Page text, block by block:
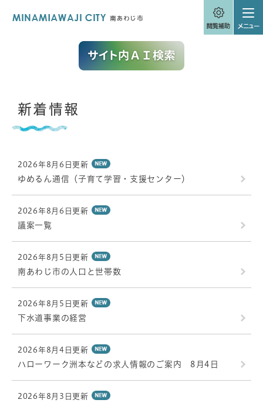
文新着情報
2026年8月6日更新
ゆめるん通信（子育て学習・支援センター）
2026年8月6日更新
議案一覧
2026年8月5日更新
南あわじ市の人口と世帯数
2026年8月5日更新
下水道事業の経営
2026年8月4日更新
ハローワーク洲本などの求人情報のご案内 8月4日
2026年8月3日更新